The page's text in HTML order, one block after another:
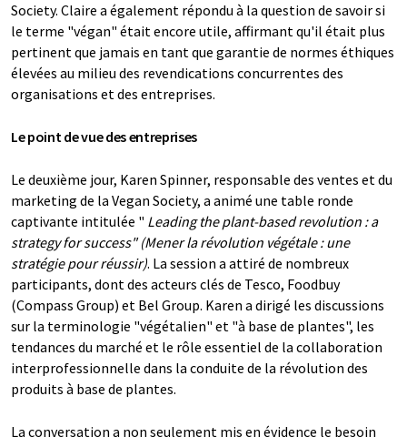
Society. Claire a également répondu à la question de savoir si
le terme "végan" était encore utile, affirmant qu'il était plus
pertinent que jamais en tant que garantie de normes éthiques
élevées au milieu des revendications concurrentes des
organisations et des entreprises.
Le point de vue des entreprises
Le deuxième jour, Karen Spinner, responsable des ventes et du
marketing de la Vegan Society, a animé une table ronde
captivante intitulée " Leading the plant-based revolution : a
strategy for success" (Mener la révolution végétale : une
stratégie pour réussir). La session a attiré de nombreux
participants, dont des acteurs clés de Tesco, Foodbuy
(Compass Group) et Bel Group. Karen a dirigé les discussions
sur la terminologie "végétalien" et "à base de plantes", les
tendances du marché et le rôle essentiel de la collaboration
interprofessionnelle dans la conduite de la révolution des
produits à base de plantes.
La conversation a non seulement mis en évidence le besoin